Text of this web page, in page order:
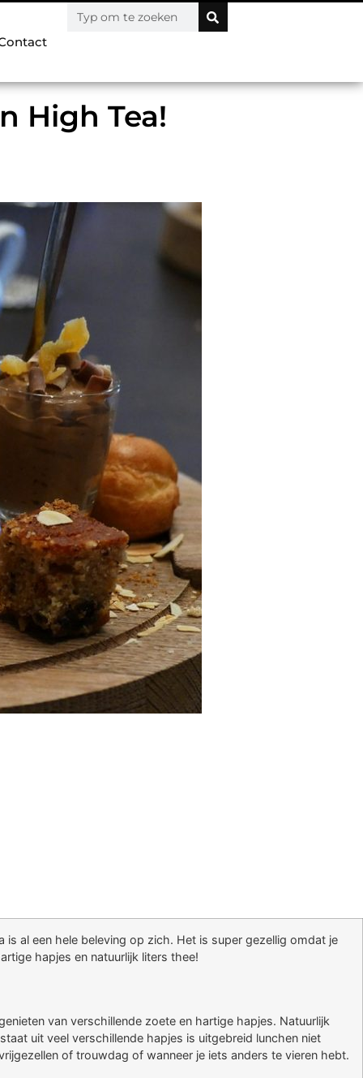
High Tea!
is al een hele beleving op zich. Het is super gezellig omdat je
hapjes en natuurlijk liters thee!
van verschillende zoete en hartige hapjes. Natuurlijk
uit veel verschillende hapjes is uitgebreid lunchen niet
of trouwdag of wanneer je iets anders te vieren hebt.